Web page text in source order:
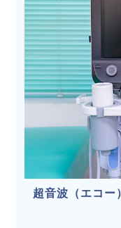
超音波（エコー